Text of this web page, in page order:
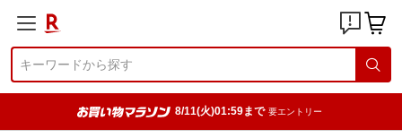
8/11(火)01:59まで 要エントリー